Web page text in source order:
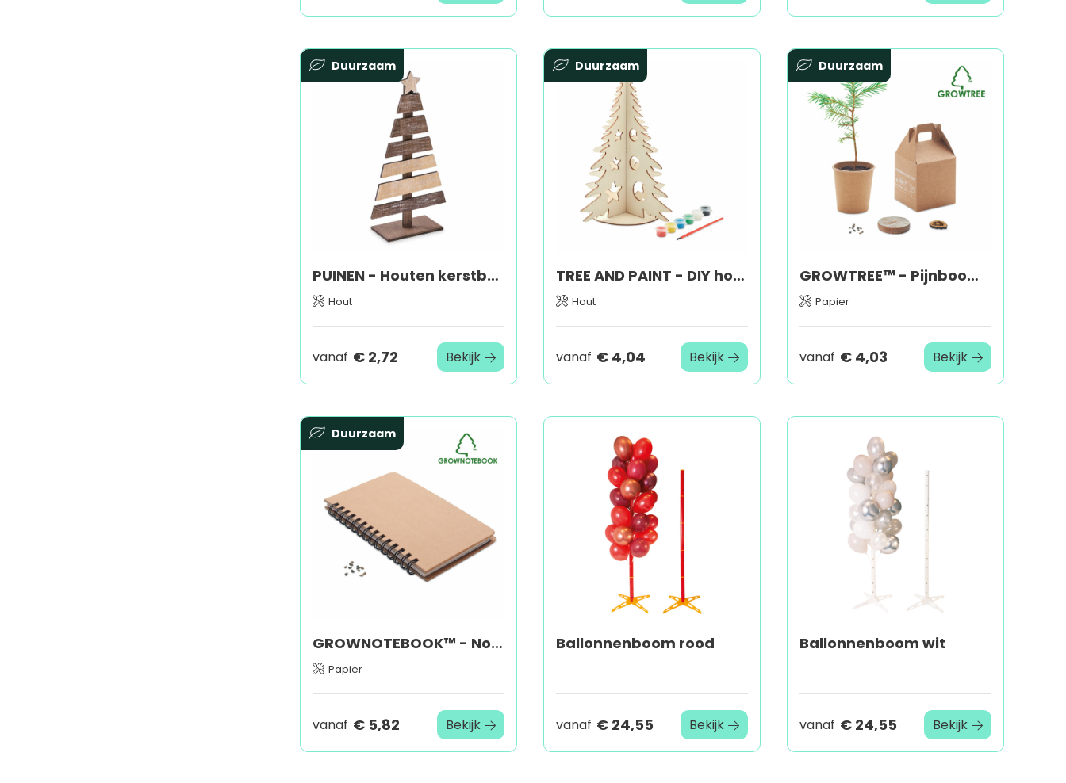
Duurzaam
PUINEN - Houten kerstboom
Hout
vanaf € 2,72 Bekijk
Duurzaam
TREE AND PAINT - DIY houten kerstboom
Hout
vanaf € 4,04 Bekijk
Duurzaam
GROWTREE™ - Pijnboom set
Papier
vanaf € 4,03 Bekijk
Duurzaam
GROWNOTEBOOK™ - Notitieboek pijnboomzaad
Papier
vanaf € 5,82 Bekijk
Ballonnenboom rood
vanaf € 24,55 Bekijk
Ballonnenboom wit
vanaf € 24,55 Bekijk